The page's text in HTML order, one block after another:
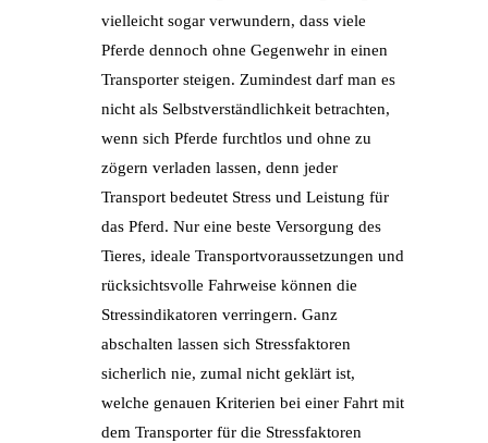
vielleicht sogar verwundern, dass viele
Pferde dennoch ohne Gegenwehr in einen
Transporter steigen. Zumindest darf man es
nicht als Selbstverständlichkeit betrachten,
wenn sich Pferde furchtlos und ohne zu
zögern verladen lassen, denn jeder
Transport bedeutet Stress und Leistung für
das Pferd. Nur eine beste Versorgung des
Tieres, ideale Transportvoraussetzungen und
rücksichtsvolle Fahrweise können die
Stressindikatoren verringern. Ganz
abschalten lassen sich Stressfaktoren
sicherlich nie, zumal nicht geklärt ist,
welche genauen Kriterien bei einer Fahrt mit
dem Transporter für die Stressfaktoren